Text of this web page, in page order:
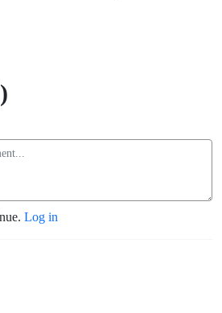
Log in